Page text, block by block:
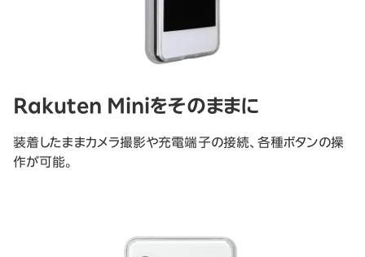
Rakuten Miniをそのままに
装着したままカメラ撮影や充電端子の接続、各種ボタンの操
作が可能。